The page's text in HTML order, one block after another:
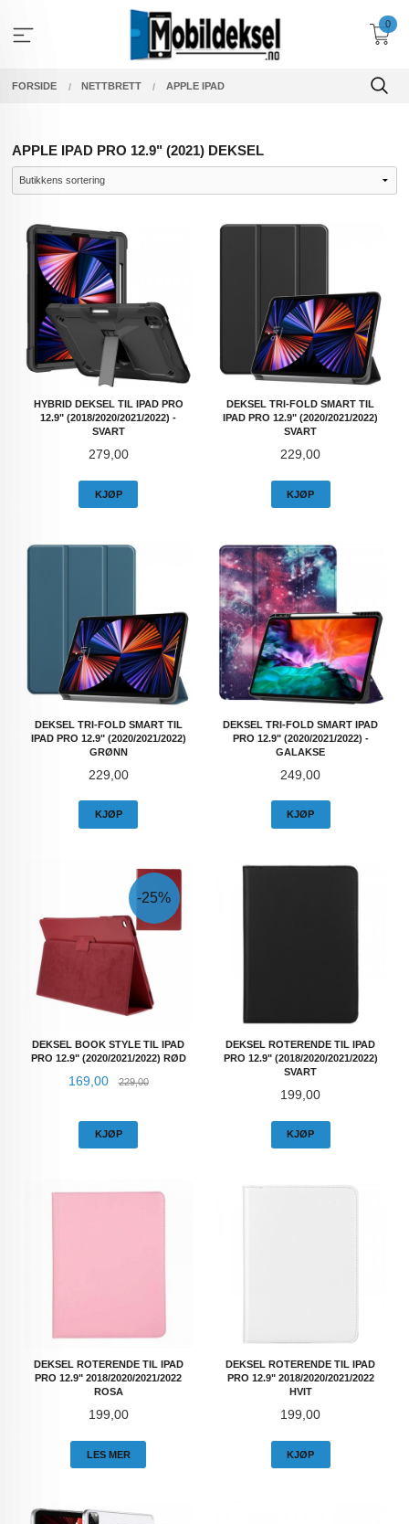
innholdet
0
FORSIDE NETTBRETT APPLE IPAD
APPLE IPAD PRO 12.9" (2021) DEKSEL
HYBRID DEKSEL TIL IPAD PRO
12.9" (2018/2020/2021/2022) -
SVART
Pris
279,00
KJØP
DEKSEL TRI-FOLD SMART TIL
IPAD PRO 12.9" (2020/2021/2022)
SVART
Pris
229,00
KJØP
DEKSEL TRI-FOLD SMART TIL
IPAD PRO 12.9" (2020/2021/2022)
GRØNN
Pris
229,00
KJØP
DEKSEL TRI-FOLD SMART IPAD
PRO 12.9" (2020/2021/2022) -
GALAKSE
Pris
249,00
KJØP
DEKSEL BOOK STYLE TIL IPAD
PRO 12.9" (2020/2021/2022) RØD
Tilbud
169,00 229,00Rabatt
-25%
KJØP
DEKSEL ROTERENDE TIL IPAD
PRO 12.9" (2018/2020/2021/2022)
SVART
Pris
199,00
KJØP
DEKSEL ROTERENDE TIL IPAD
PRO 12.9" 2018/2020/2021/2022
ROSA
Pris
199,00
LES MER
DEKSEL ROTERENDE TIL IPAD
PRO 12.9" 2018/2020/2021/2022
HVIT
Pris
199,00
KJØP